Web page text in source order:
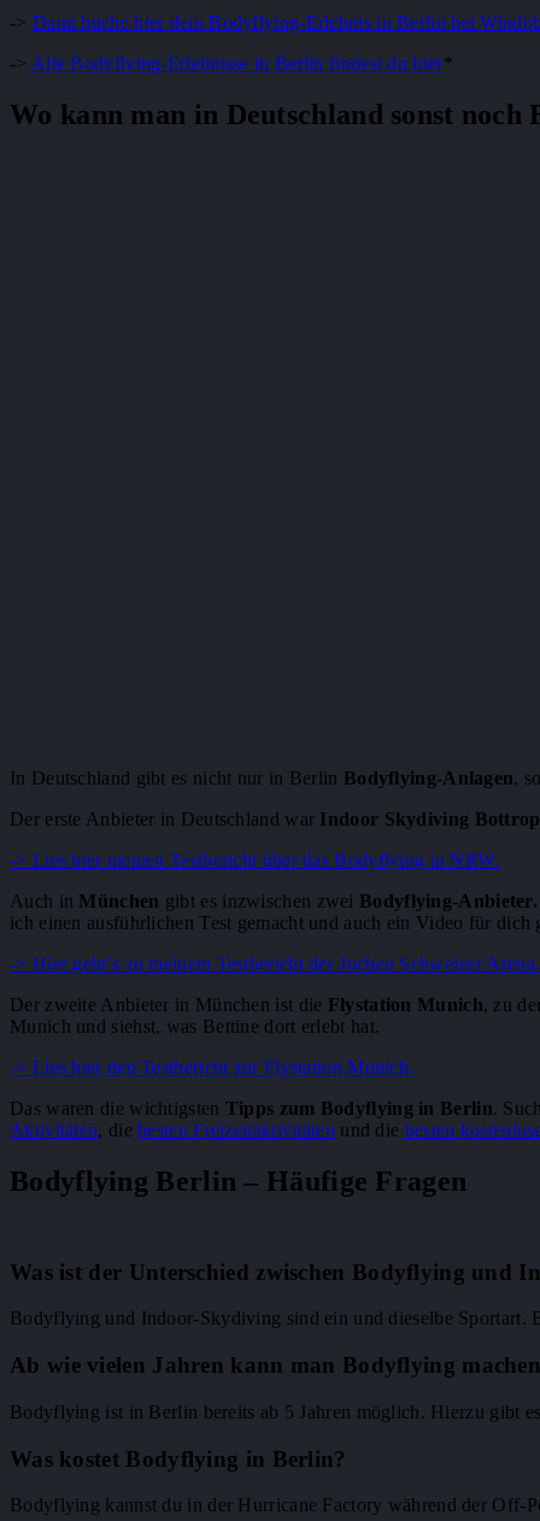
-> Dann buche hier dein Bodyflying-Erlebnis in Berlin bei
-> Alle Bodyflying-Erlebnisse in Berlin findest du hier*
Wo kann man in Deutschland sonst noch
In Deutschland gibt es nicht nur in Berlin Bodyflying-Anlagen,
Der erste Anbieter in Deutschland war Indoor Skydiving Bottrop
-> Lies hier meinen Testbericht über das Bodyflying in NRW.
Auch in München gibt es inzwischen zwei Bodyflying-Anbieter.
ich einen ausführlichen Test gemacht und auch ein Video für dich
-> Hier geht’s zu meinem Testbericht der Jochen Schweizer Arena.
Der zweite Anbieter in München ist die Flystation Munich, zu
Munich und siehst, was Bettine dort erlebt hat.
-> Lies hier den Testbericht zur Flystation Munich.
Das waren die wichtigsten Tipps zum Bodyflying in Berlin.
Aktivitäten, diebesten Freizeitaktivitäten und die besten
Bodyflying Berlin – Häufige Fragen
Was ist der Unterschied zwischen Bodyflying und
Bodyflying und Indoor-Skydiving sind ein und dieselbe Sportart.
Ab wie vielen Jahren kann man Bodyflying
Bodyflying ist in Berlin bereits ab 5 Jahren möglich. Hierzu gibt
Was kostet Bodyflying in Berlin?
Bodyflying kannst du in der Hurricane Factory während der Off-